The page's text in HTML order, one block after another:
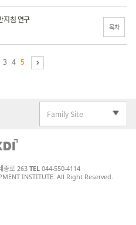
지침 연구
목차
3 4 5
Family Site
종로 263 TEL044-550-4114
INSTITUTE. All Right Reserved.